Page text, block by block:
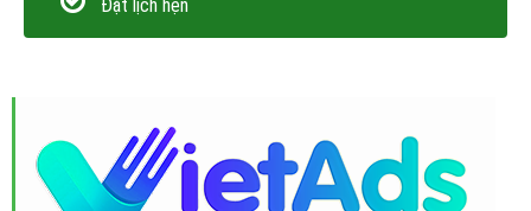
Đặt lịch hẹn